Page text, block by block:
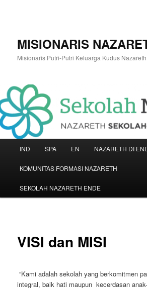
MISIONARIS
Misionaris Putri-Putri Keluarga Kudus Nazareth
IND SPA EN NAZARETH DI
KOMUNITAS FORMASI NAZARETH
SEKOLAH NAZARETH ENDE
VISI dan MISI
“Kami adalah sekolah yang berkomitmen
integral, baik hati maupun kecerdasan